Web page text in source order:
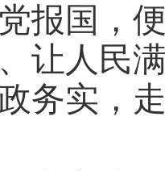
报国，
让人民
务实，